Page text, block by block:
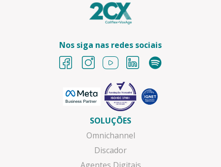
Nos siga nas redes sociais
SOLUÇÕES
Omnichannel
Discador